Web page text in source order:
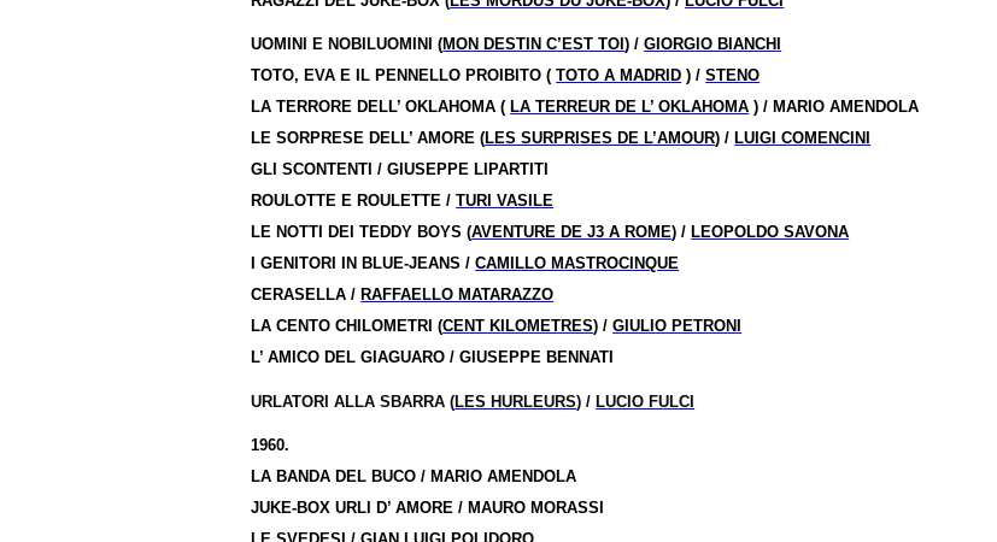
UOMINI E NOBILUOMINI (MON DESTIN C’EST TOI) /GIORGIO BIANCHI
TOTO, EVA E IL PENNELLO PROIBITO (TOTO A MADRID ) /STENO
LA TERRORE DELL’ OKLAHOMA ( LA TERREUR DE L’ OKLAHOMA ) / MARIO AMENDOLA
LE SORPRESE DELL’ AMORE (LES SURPRISES DE L’AMOUR) / LUIGI COMENCINI
GLI SCONTENTI / GIUSEPPE LIPARTITI
ROULOTTE E ROULETTE /TURI VASILE
LE NOTTI DEI TEDDY BOYS (AVENTURE DE J3 A ROME) / LEOPOLDO SAVONA
I GENITORI IN BLUE-JEANS /CAMILLO MASTROCINQUE
CERASELLA / RAFFAELLO MATARAZZO
LA CENTO CHILOMETRI (CENT KILOMETRES) /GIULIO PETRONI
L’ AMICO DEL GIAGUARO / GIUSEPPE BENNATI
URLATORI ALLA SBARRA (LES HURLEURS) / LUCIO FULCI
1960.
LA BANDA DEL BUCO / MARIO AMENDOLA
JUKE-BOX URLI D’ AMORE / MAURO MORASSI